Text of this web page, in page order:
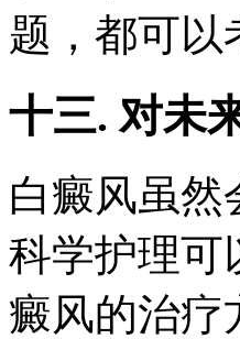
题，都可以
十三. 对未
白癜风虽然
科学护理可
癜风的治疗